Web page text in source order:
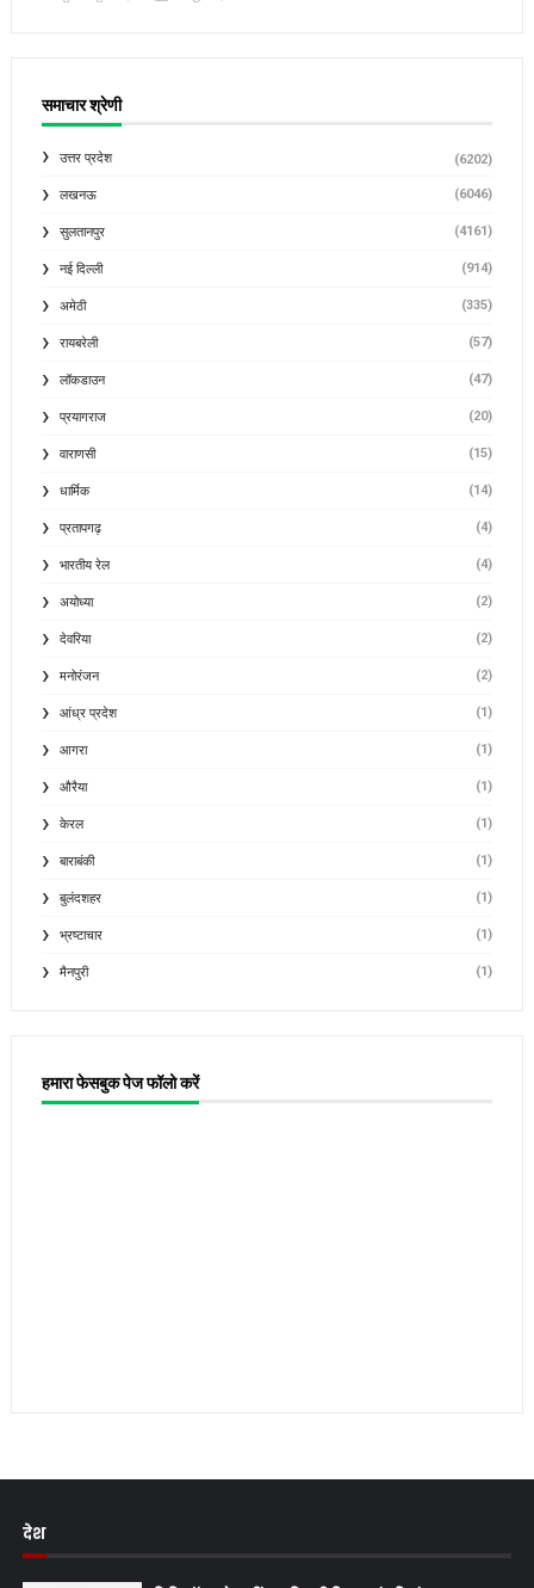
समाचार श्रेणी
उत्तर प्रदेश (6202)
लखनऊ (6046)
सुलतानपुर (4161)
नई दिल्ली (914)
अमेठी (335)
रायबरेली (57)
लॉकडाउन (47)
प्रयागराज (20)
वाराणसी (15)
धार्मिक (14)
प्रतापगढ़ (4)
भारतीय रेल (4)
अयोध्या (2)
देवरिया (2)
मनोरंजन (2)
आंध्र प्रदेश (1)
आगरा (1)
औरैया (1)
केरल (1)
बाराबंकी (1)
बुलंदशहर (1)
भ्रष्टाचार (1)
मैनपुरी (1)
हमारा फेसबुक पेज फॉलो करें
देश